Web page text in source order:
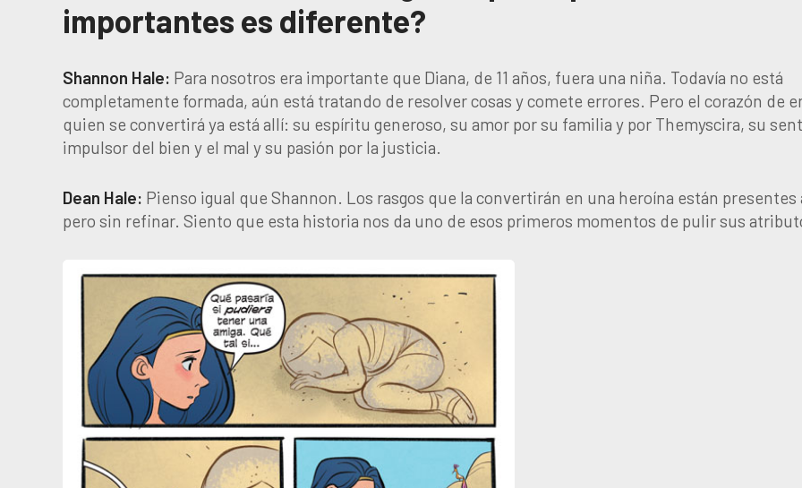
importantes es diferente?
Shannon Hale: Para nosotros era importante que Diana, de 11 años, fuera una niña. Todavía no está
completamente formada, aún está tratando de resolver cosas y comete errores. Pero el corazón de
quien se convertirá ya está allí: su espíritu generoso, su amor por su familia y por Themyscira, su
impulsor del bien y el mal y su pasión por la justicia.
Dean Hale: Pienso igual que Shannon. Los rasgos que la convertirán en una heroína están presentes
pero sin refinar. Siento que esta historia nos da uno de esos primeros momentos de pulir sus